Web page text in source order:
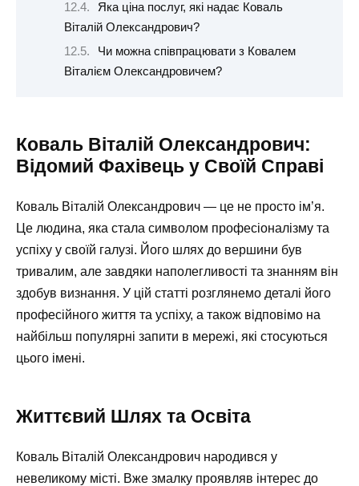
Яка ціна послуг, які надає Коваль
Віталій Олександрович?
Чи можна співпрацювати з Ковалем
Віталієм Олександровичем?
Коваль Віталій Олександрович:
Відомий Фахівець у Своїй Справі
Коваль Віталій Олександрович — це не просто ім’я.
Це людина, яка стала символом професіоналізму та
успіху у своїй галузі. Його шлях до вершини був
тривалим, але завдяки наполегливості та знанням він
здобув визнання. У цій статті розглянемо деталі його
професійного життя та успіху, а також відповімо на
найбільш популярні запити в мережі, які стосуються
цього імені.
Життєвий Шлях та Освіта
Коваль Віталій Олександрович народився у
невеликому місті. Вже змалку проявляв інтерес до